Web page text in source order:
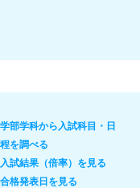
学部学科から入試科目・日
程を調べる
入試結果（倍率）を見る
合格発表日を見る